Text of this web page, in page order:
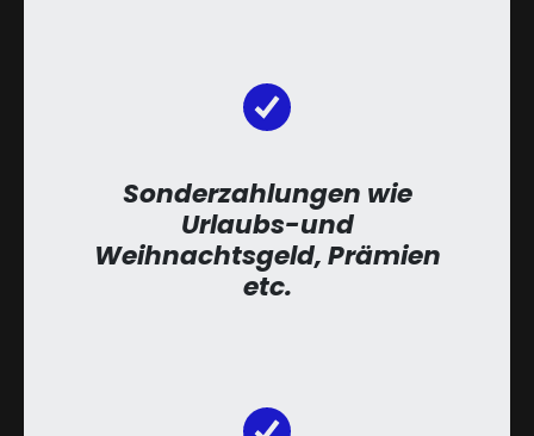
Sonderzahlungen wie
Urlaubs-und
Weihnachtsgeld, Prämien
etc.